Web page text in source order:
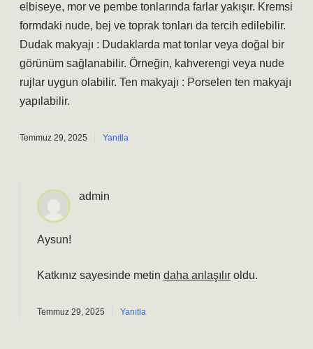
elbiseye, mor ve pembe tonlarında farlar yakışır. Kremsi
formdaki nude, bej ve toprak tonları da tercih edilebilir.
Dudak makyajı : Dudaklarda mat tonlar veya doğal bir
görünüm sağlanabilir. Örneğin, kahverengi veya nude
rujlar uygun olabilir. Ten makyajı : Porselen ten makyajı
yapılabilir.
Temmuz 29, 2025 Yanıtla
admin
Aysun!
Katkınız sayesinde metin daha anlaşılır oldu.
Temmuz 29, 2025 Yanıtla